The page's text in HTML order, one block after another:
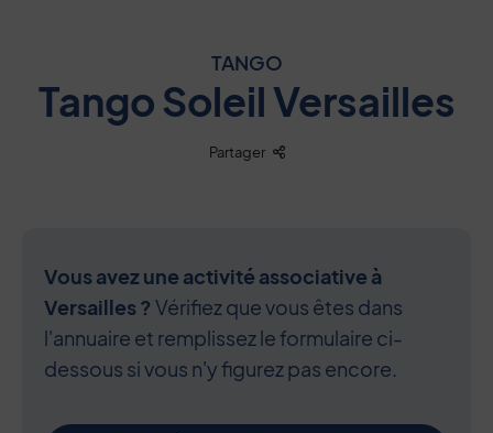
TANGO
Tango Soleil Versailles
Partager Liste des liens de partage
Vous avez une activité associative à
Versailles ? Vérifiez que vous êtes dans
l'annuaire et remplissez le formulaire ci-
dessous si vous n'y figurez pas encore.